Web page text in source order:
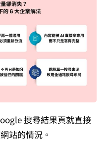
搜尋結果頁就直接
站的情況。